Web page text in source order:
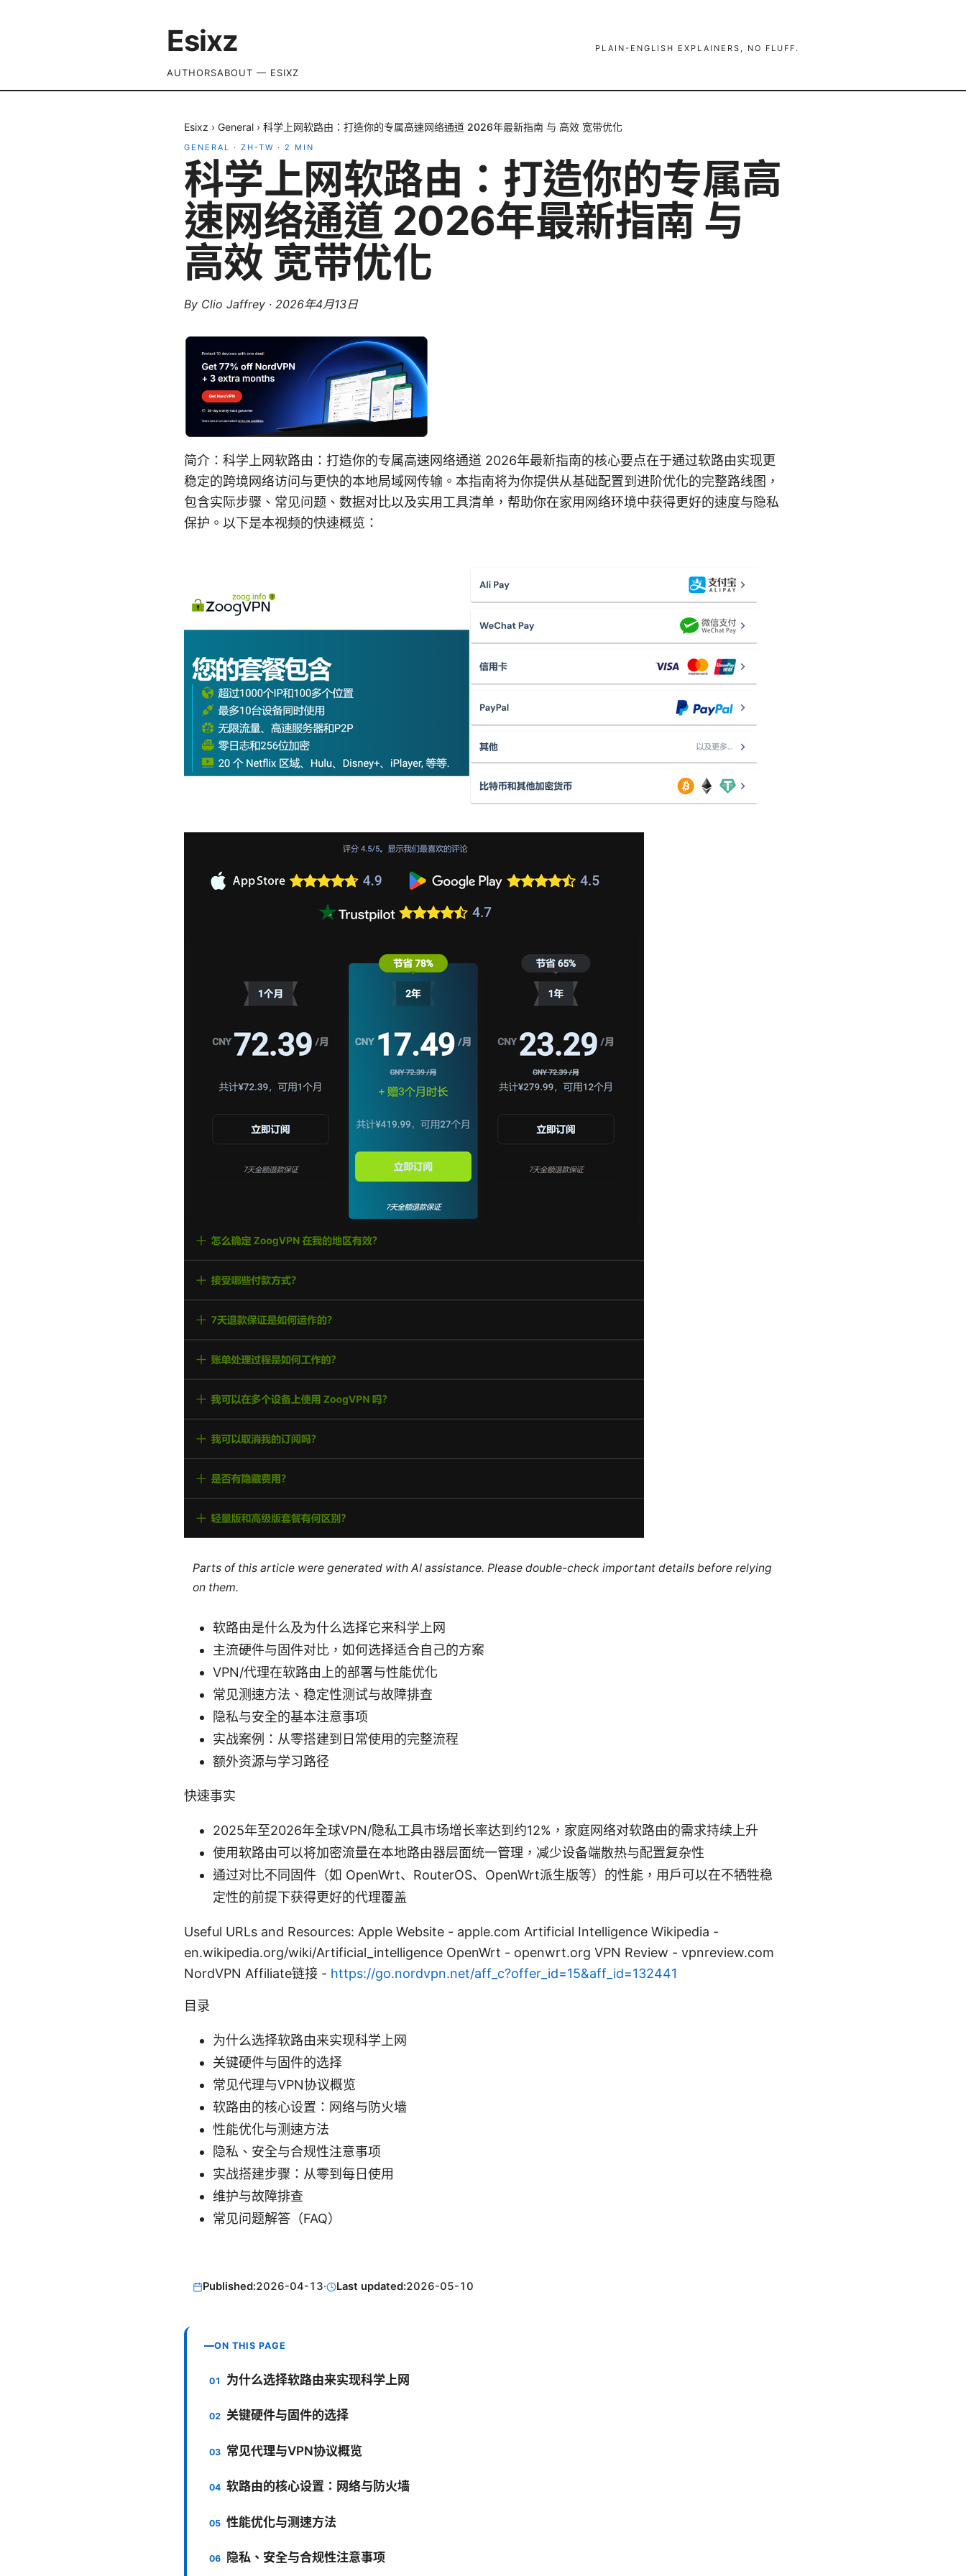
Esixz PLAIN-ENGLISH EXPLAINERS, NO FLUFF.
AUTHORSABOUT — ESIXZ
Esixz › General › 科学上网软路由：打造你的专属高速网络通道 2026年最新指南 与 高效 宽带优化
GENERAL · ZH-TW · 2 MIN
科学上网软路由：打造你的专属高
速网络通道 2026年最新指南 与
高效 宽带优化
By Clio Jaffrey · 2026年4月13日
简介：科学上网软路由：打造你的专属高速网络通道 2026年最新指南的核心要点在于通过软路由实现更
稳定的跨境网络访问与更快的本地局域网传输。本指南将为你提供从基础配置到进阶优化的完整路线图，
包含实际步骤、常见问题、数据对比以及实用工具清单，帮助你在家用网络环境中获得更好的速度与隐私
保护。以下是本视频的快速概览：
Parts of this article were generated with AI assistance. Please double-check important details before relying
on them.
软路由是什么及为什么选择它来科学上网
主流硬件与固件对比，如何选择适合自己的方案
VPN/代理在软路由上的部署与性能优化
常见测速方法、稳定性测试与故障排查
隐私与安全的基本注意事项
实战案例：从零搭建到日常使用的完整流程
额外资源与学习路径
快速事实
2025年至2026年全球VPN/隐私工具市场增长率达到约12%，家庭网络对软路由的需求持续上升
使用软路由可以将加密流量在本地路由器层面统一管理，减少设备端散热与配置复杂性
通过对比不同固件（如 OpenWrt、RouterOS、OpenWrt派生版等）的性能，用户可以在不牺牲稳
定性的前提下获得更好的代理覆盖
Useful URLs and Resources: Apple Website - apple.com Artificial Intelligence Wikipedia -
en.wikipedia.org/wiki/Artificial_intelligence OpenWrt - openwrt.org VPN Review - vpnreview.com
NordVPN Affiliate链接 - https://go.nordvpn.net/aff_c?offer_id=15&aff_id=132441
目录
为什么选择软路由来实现科学上网
关键硬件与固件的选择
常见代理与VPN协议概览
软路由的核心设置：网络与防火墙
性能优化与测速方法
隐私、安全与合规性注意事项
实战搭建步骤：从零到每日使用
维护与故障排查
常见问题解答（FAQ）
Published:2026-04-13· Last updated:2026-05-10
ON THIS PAGE
为什么选择软路由来实现科学上网
关键硬件与固件的选择
常见代理与VPN协议概览
软路由的核心设置：网络与防火墙
性能优化与测速方法
隐私、安全与合规性注意事项